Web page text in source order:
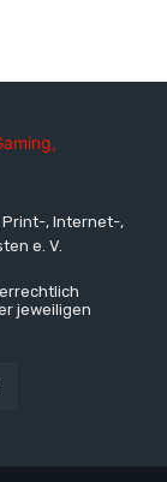
Print-, Internet-,
e. V.
jeweiligen